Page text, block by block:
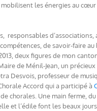
les énergies au
responsables d’associations,
de savoir-faire au
deux figures de mon
de Ménil-Jean, un
Desvois, professeur de
Accord qui a participé à
chorales. Une main ferme,
et l’édile font les beaux